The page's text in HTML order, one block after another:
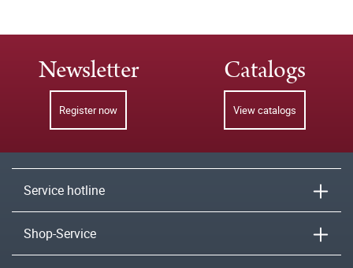
Newsletter
Register now
Catalogs
View catalogs
Service hotline
Shop-Service